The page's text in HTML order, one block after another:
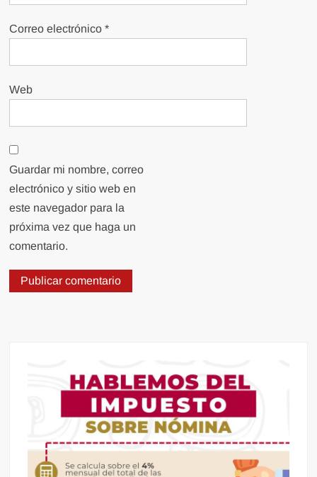
Correo electrónico*
Web
Guardar mi nombre, correo
electrónico y sitio web en
este navegador para la
próxima vez que haga un
comentario.